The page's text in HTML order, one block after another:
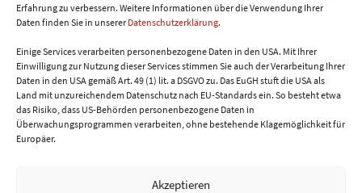
Erfahrung zu verbessern. Weitere Informationen über die Verwendung Ihrer
Daten finden Sie in unsererDatenschutzerklärung.
Einige Services verarbeiten personenbezogene Daten in den USA. Mit Ihrer
Einwilligung zur Nutzung dieser Services stimmen Sie auch der Verarbeitung Ihrer
Daten in den USA gemäß Art. 49 (1) lit. a DSGVO zu. Das EuGH stuft die USA als
Land mit unzureichendem Datenschutz nach EU-Standards ein. So besteht etwa
das Risiko, dass US-Behörden personenbezogene Daten in
Überwachungsprogrammen verarbeiten, ohne bestehende Klagemöglichkeit für
Europäer.
Akzeptieren
Home Über mich & Kontakt
AGB
Datenschutzerklärung
Impressum Cookie-Richtlinie